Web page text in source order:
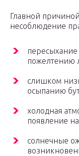
Главной
несоблюдение
пожелтению
слишком
осыпанию
холодная
появление
солнечные